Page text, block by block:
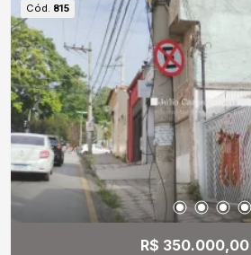
Cód. 815
R$ 350.000,00